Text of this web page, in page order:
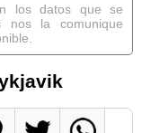
los datos que se
nos la comunique